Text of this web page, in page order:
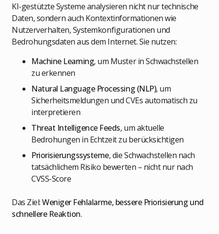
KI-gestützte Systeme analysieren nicht nur technische
Daten, sondern auch Kontextinformationen wie
Nutzerverhalten, Systemkonfigurationen und
Bedrohungsdaten aus dem Internet. Sie nutzen:
Machine Learning, um Muster in Schwachstellen
zu erkennen
Natural Language Processing (NLP), um
Sicherheitsmeldungen und CVEs automatisch zu
interpretieren
Threat Intelligence Feeds, um aktuelle
Bedrohungen in Echtzeit zu berücksichtigen
Priorisierungssysteme, die Schwachstellen nach
tatsächlichem Risiko bewerten – nicht nur nach
CVSS-Score
Das Ziel:Weniger Fehlalarme, bessere Priorisierung und
schnellere Reaktion.